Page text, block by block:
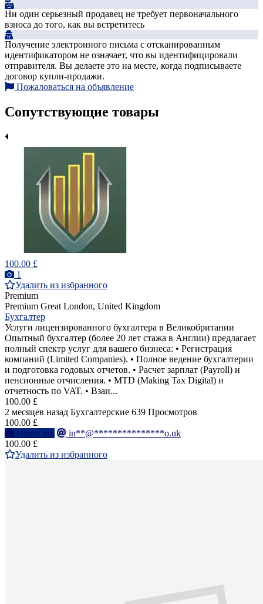
Ни один серьезный продавец не требует первоначального
взноса до того, как вы встретитесь
Получение электронного письма с отсканированным
идентификатором не означает, что вы идентифицировали
отправителя. Вы делаете это на месте, когда подписываете
договор купли-продажи.
Пожаловаться на объявление
Сопутствующие товары
100.00 £
1
Удалить из избранного
Premium
Premium Great London, United Kingdom
Бухгалтер
Услуги лицензированного бухгалтера в Великобритании
Опытный бухгалтер (более 20 лет стажа в Англии) предлагает
полный спектр услуг для вашего бизнеса: • Регистрация
компаний (Limited Companies). • Полное ведение бухгалтерии
и подготовка годовых отчетов. • Расчет зарплат (Payroll) и
пенсионные отчисления. • MTD (Making Tax Digital) и
отчетность по VAT. • Взаи...
100.00 £
2 месяцев назад Бухгалтерские 639 Просмотров
100.00 £
Написать
in**@***************o.uk
100.00 £
Удалить из избранного